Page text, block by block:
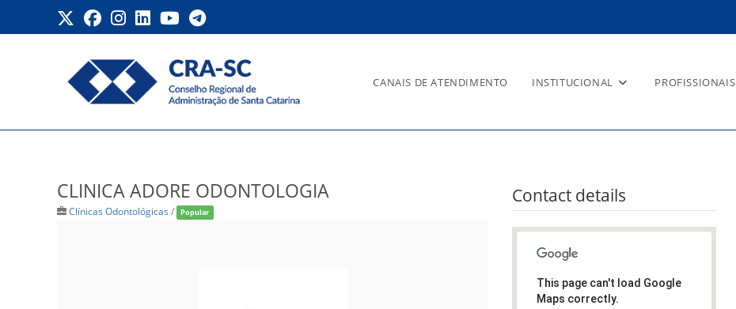
CANAIS DE ATENDIMENTO INSTITUCIONAL PROFISSIONAIS
CLINICA ADORE ODONTOLOGIA
Clínicas Odontológicas / Popular
Contact details
This page can't load Google
Maps correctly.